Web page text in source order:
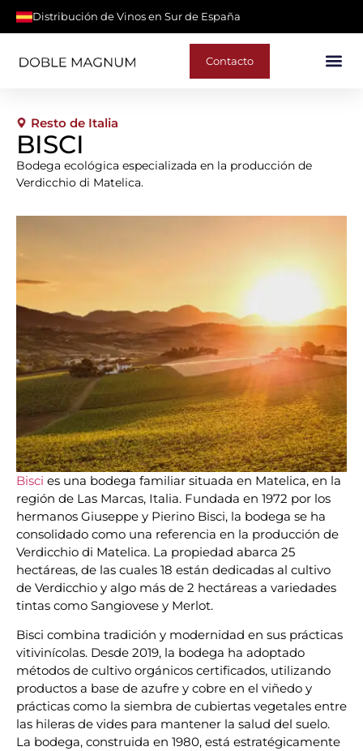
Distribución de Vinos en Sur de España
Contacto
Resto de Italia
BISCI
Bodega ecológica especializada en la producción de
Verdicchio di Matelica.
Bisci es una bodega familiar situada en Matelica, en la
región de Las Marcas, Italia. Fundada en 1972 por los
hermanos Giuseppe y Pierino Bisci, la bodega se ha
consolidado como una referencia en la producción de
Verdicchio di Matelica. La propiedad abarca 25
hectáreas, de las cuales 18 están dedicadas al cultivo
de Verdicchio y algo más de 2 hectáreas a variedades
tintas como Sangiovese y Merlot.
Bisci combina tradición y modernidad en sus prácticas
vitivinícolas. Desde 2019, la bodega ha adoptado
métodos de cultivo orgánicos certificados, utilizando
productos a base de azufre y cobre en el viñedo y
prácticas como la siembra de cubiertas vegetales entre
las hileras de vides para mantener la salud del suelo.
La bodega, construida en 1980, está estratégicamente